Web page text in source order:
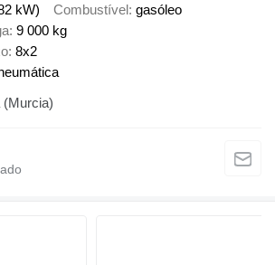
kW) Combustível gasóleo
9 000 kg
8x2
(Murcia)